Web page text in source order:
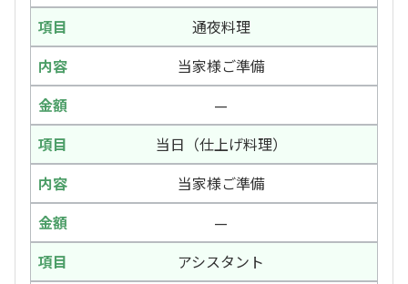
通夜料理
当家様ご準備
—
当日（仕上げ料理）
当家様ご準備
—
アシスタント